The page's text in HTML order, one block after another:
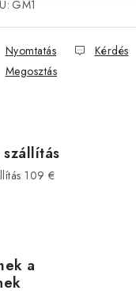
GM1
Nyomtatás Kérdés
Megosztás
szállítás
109 €
a